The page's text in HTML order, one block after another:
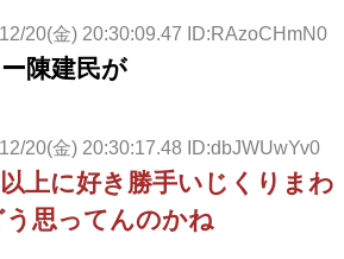
20(金) 20:30:09.47 ID:RAzoCHmN0
陳建民が
20(金) 20:30:17.48 ID:dbJWUwYv0
上に好き勝手いじくりまわ
思ってんのかね